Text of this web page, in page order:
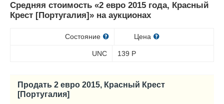
Средняя стоимость «2 евро 2015 года, Красный
Крест [Португалия]» на аукционах
Состояние Цена
UNC 139 Р
Продать 2 евро 2015, Красный Крест
[Португалия]